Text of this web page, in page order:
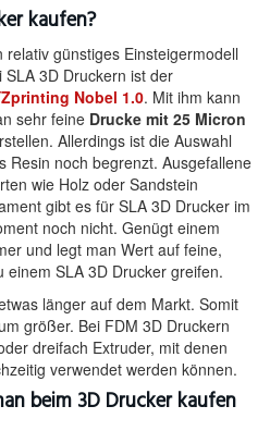
kaufen?
relativ günstiges Einsteigermodell
SLA 3D Druckern ist der
Nobel 1.0. Mit ihm kann
sehr feine Drucke mit 25 Micron
Allerdings ist die Auswahl
Resin noch begrenzt. Ausgefallene
wie Holz oder Sandstein
gibt es für SLA 3D Drucker im
noch nicht. Genügt einem
und legt man Wert auf feine,
SLA 3D Drucker greifen.
länger auf dem Markt. Somit
größer. Bei FDM 3D Druckern
dreifach Extruder, mit denen
verwendet werden können.
beim 3D Drucker kaufen